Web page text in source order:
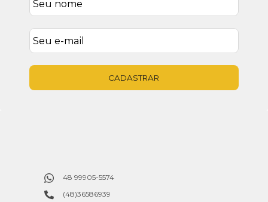
CADASTRAR
48 99905-5574
(48)36586939